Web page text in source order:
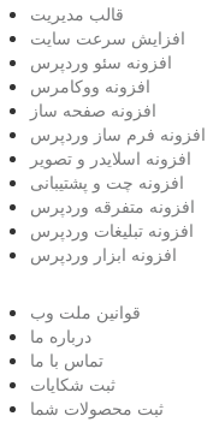
قالب مدیریت
افزایش سرعت سایت
افزونه سئو وردپرس
افزونه ووکامرس
افزونه صفحه ساز
افزونه فرم ساز وردپرس
افزونه اسلایدر و تصویر
افزونه چت و پشتیبانی
افزونه متفرقه وردپرس
افزونه تبلیغات وردپرس
افزونه ابزار وردپرس
قوانین ملت وب
درباره ما
تماس با ما
ثبت شکایات
ثبت محصولات شما